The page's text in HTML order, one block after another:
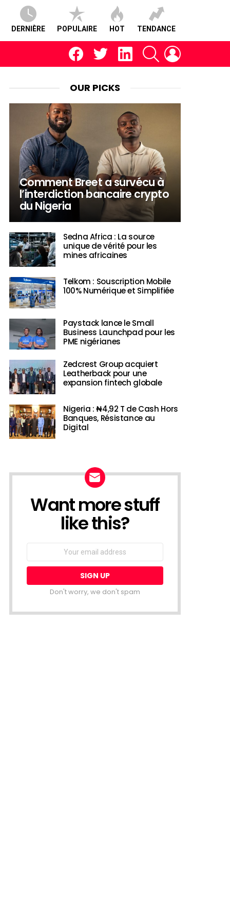
DERNIÈRE POPULAIRE HOT TENDANCE
facebooktwitter linkedin RECHERCHE
OUR PICKS
Comment Breet a survécu à
l’interdiction bancaire crypto
du Nigeria
Sedna Africa : La source
unique de vérité pour les
mines africaines
Telkom : Souscription Mobile
100% Numérique et Simplifiée
Paystack lance le Small
Business Launchpad pour les
PME nigérianes
Zedcrest Group acquiert
Leatherback pour une
expansion fintech globale
Nigeria : ₦4,92 T de Cash Hors
Banques, Résistance au
Digital
NEWSLETTER
Want more stuff
like this?
Email
Don't worry, we don't spam